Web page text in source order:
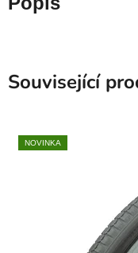
Související
NOVINKA